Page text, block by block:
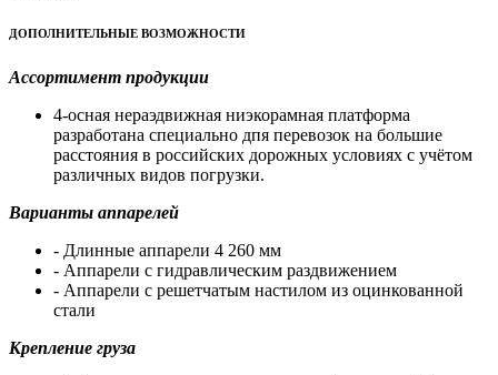
ДОПОЛНИТЕЛЬНЫЕ ВОЗМОЖНОСТИ
Ассортимент продукции
4-осная нераэдвижная ниэкорамная платформа
разработана специально дпя перевозок на большие
расстояния в российских дорожных условиях с учётом
различных видов погрузки.
Варианты аппарелей
- Длинные аппарели 4 260 мм
- Аппарели с гидравлическим раздвижением
- Аппарели с решетчатым настилом из оцинкованной
стали
Крепление груза